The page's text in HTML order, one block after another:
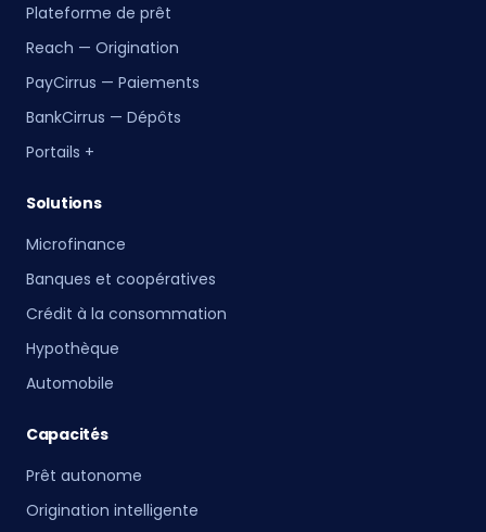
Plateforme de prêt
Reach — Origination
PayCirrus — Paiements
BankCirrus — Dépôts
Portails +
Solutions
Microfinance
Banques et coopératives
Crédit à la consommation
Hypothèque
Automobile
Capacités
Prêt autonome
Origination intelligente